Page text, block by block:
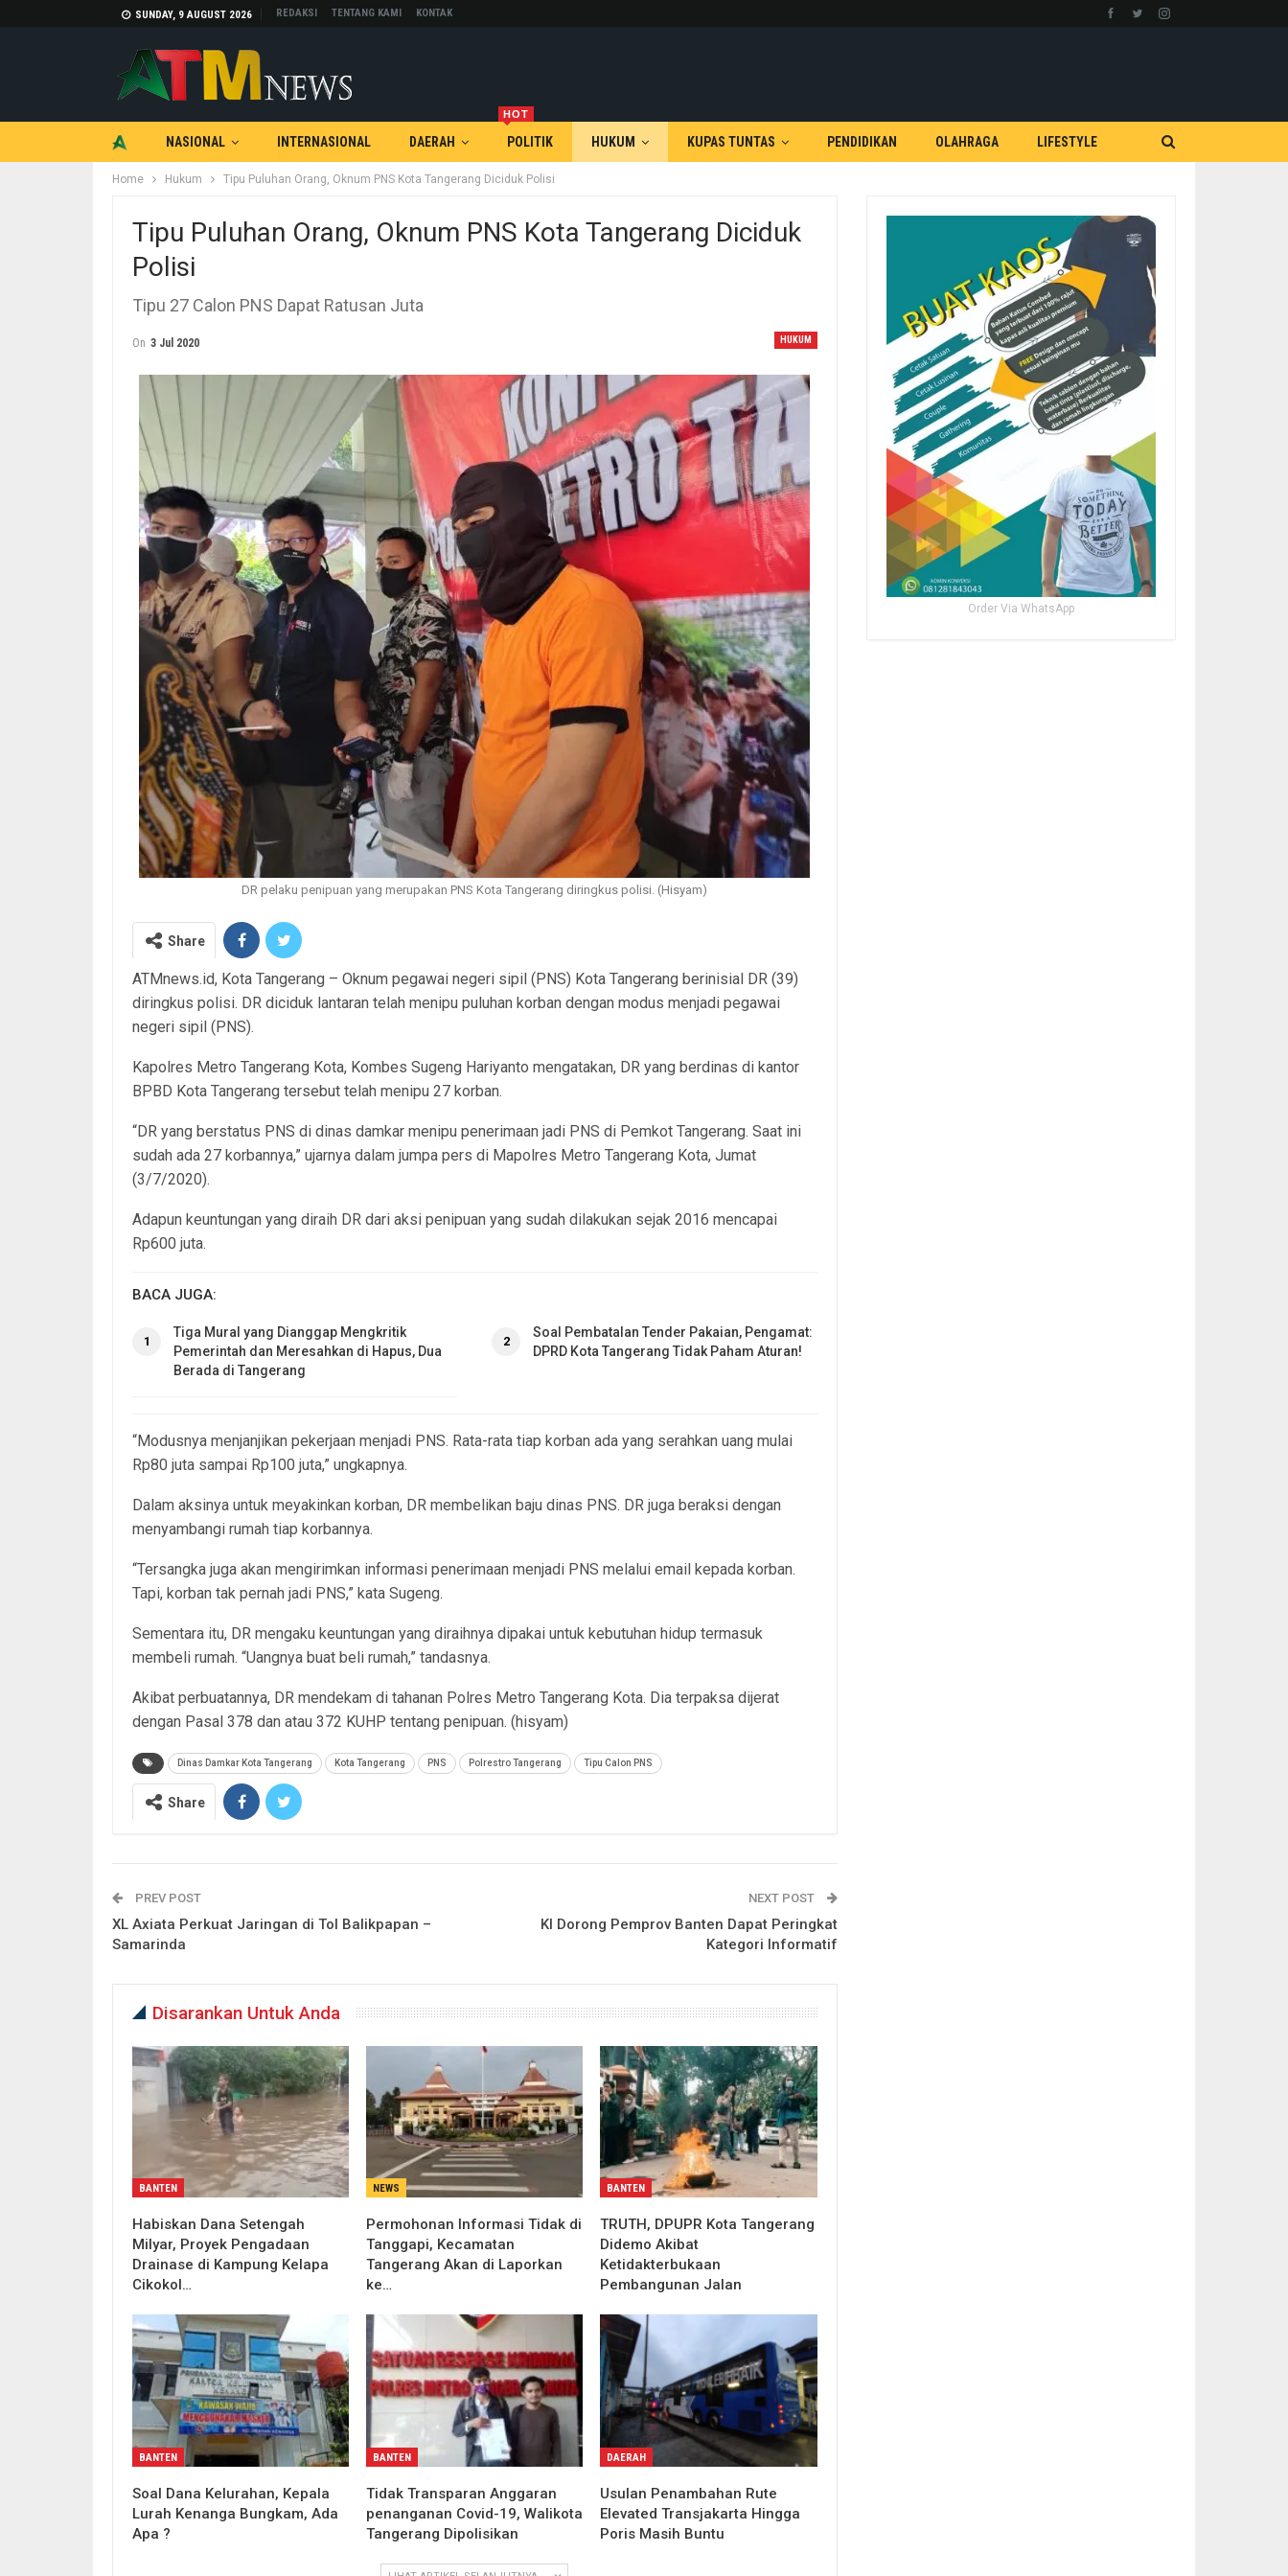
SUNDAY, 9 AUGUST 2026 REDAKSI TENTANG KAMI KONTAK
NASIONAL INTERNASIONAL DAERAH POLITIK
HOT
HUKUM KUPAS TUNTAS PENDIDIKAN OLAHRAGA LIFESTYLE
TEKNOLOGI OTOMOTIF
Home Hukum Tipu Puluhan Orang, Oknum PNS Kota Tangerang Diciduk Polisi
Tipu Puluhan Orang, Oknum PNS Kota Tangerang Diciduk
Polisi
Tipu 27 Calon PNS Dapat Ratusan Juta
HUKUM
On 3 Jul 2020
DR pelaku penipuan yang merupakan PNS Kota Tangerang diringkus polisi. (Hisyam)
Share
ATMnews.id, Kota Tangerang – Oknum pegawai negeri sipil (PNS) Kota Tangerang berinisial DR (39)
diringkus polisi. DR diciduk lantaran telah menipu puluhan korban dengan modus menjadi pegawai
negeri sipil (PNS).
Kapolres Metro Tangerang Kota, Kombes Sugeng Hariyanto mengatakan, DR yang berdinas di kantor
BPBD Kota Tangerang tersebut telah menipu 27 korban.
“DR yang berstatus PNS di dinas damkar menipu penerimaan jadi PNS di Pemkot Tangerang. Saat ini
sudah ada 27 korbannya,” ujarnya dalam jumpa pers di Mapolres Metro Tangerang Kota, Jumat
(3/7/2020).
Adapun keuntungan yang diraih DR dari aksi penipuan yang sudah dilakukan sejak 2016 mencapai
Rp600 juta.
BACA JUGA:
1
Tiga Mural yang Dianggap Mengkritik
Pemerintah dan Meresahkan di Hapus, Dua
Berada di Tangerang
2
Soal Pembatalan Tender Pakaian, Pengamat:
DPRD Kota Tangerang Tidak Paham Aturan!
“Modusnya menjanjikan pekerjaan menjadi PNS. Rata-rata tiap korban ada yang serahkan uang mulai
Rp80 juta sampai Rp100 juta,” ungkapnya.
Dalam aksinya untuk meyakinkan korban, DR membelikan baju dinas PNS. DR juga beraksi dengan
menyambangi rumah tiap korbannya.
“Tersangka juga akan mengirimkan informasi penerimaan menjadi PNS melalui email kepada korban.
Tapi, korban tak pernah jadi PNS,” kata Sugeng.
Sementara itu, DR mengaku keuntungan yang diraihnya dipakai untuk kebutuhan hidup termasuk
membeli rumah. “Uangnya buat beli rumah,” tandasnya.
Akibat perbuatannya, DR mendekam di tahanan Polres Metro Tangerang Kota. Dia terpaksa dijerat
dengan Pasal 378 dan atau 372 KUHP tentang penipuan. (hisyam)
Dinas Damkar Kota Tangerang Kota Tangerang PNS Polrestro Tangerang Tipu Calon PNS
Share
PREV POST
XL Axiata Perkuat Jaringan di Tol Balikpapan –
Samarinda
NEXT POST
KI Dorong Pemprov Banten Dapat Peringkat
Kategori Informatif
Disarankan Untuk Anda
BANTEN
Habiskan Dana Setengah
Milyar, Proyek Pengadaan
Drainase di Kampung Kelapa
Cikokol…
NEWS
Permohonan Informasi Tidak di
Tanggapi, Kecamatan
Tangerang Akan di Laporkan
ke…
BANTEN
TRUTH, DPUPR Kota Tangerang
Didemo Akibat
Ketidakterbukaan
Pembangunan Jalan
BANTEN
Soal Dana Kelurahan, Kepala
Lurah Kenanga Bungkam, Ada
Apa ?
BANTEN
Tidak Transparan Anggaran
penanganan Covid-19, Walikota
Tangerang Dipolisikan
DAERAH
Usulan Penambahan Rute
Elevated Transjakarta Hingga
Poris Masih Buntu
Order Via WhatsApp